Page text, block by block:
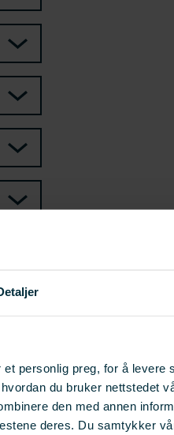
personlig preg, for å levere
du bruker nettstedet
den med annen
deres. Du samtykker